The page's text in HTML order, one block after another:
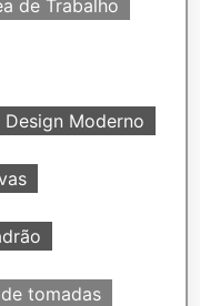
de Trabalho
Design Moderno
tomadas